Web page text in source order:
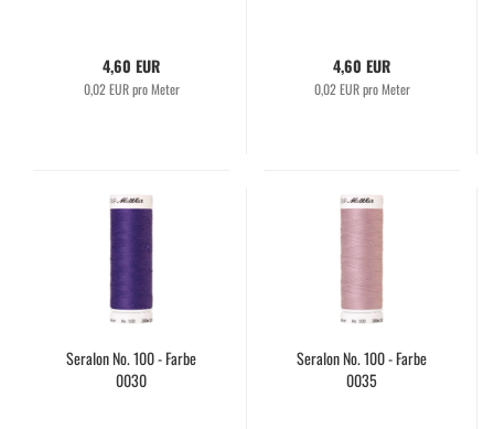
4,60 EUR
0,02 EUR pro Meter
4,60 EUR
0,02 EUR pro Meter
Seralon No. 100 - Farbe
0030
Seralon No. 100 - Farbe
0035